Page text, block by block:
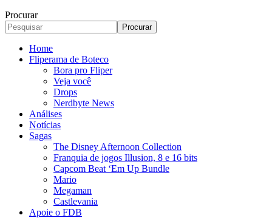
Procurar
Home
Fliperama de Boteco
Bora pro Fliper
Veja você
Drops
Nerdbyte News
Análises
Notícias
Sagas
The Disney Afternoon Collection
Franquia de jogos Illusion, 8 e 16 bits
Capcom Beat ‘Em Up Bundle
Mario
Megaman
Castlevania
Apoie o FDB